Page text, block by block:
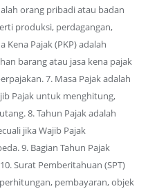
orang pribadi atau badan
produksi, perdagangan,
Kena Pajak (PKP) adalah
barang atau jasa kena pajak
7. Masa Pajak adalah
Pajak untuk menghitung,
8. Tahun Pajak adalah
jika Wajib Pajak
9. Bagian Tahun Pajak
Surat Pemberitahuan (SPT)
pembayaran, objek